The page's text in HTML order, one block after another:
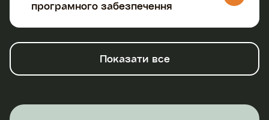
програмного забезпечення
Показати все